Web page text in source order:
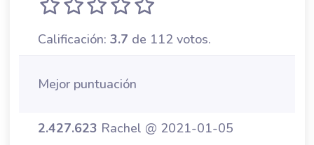
Calificación: 3.7 de 112 votos.
Mejor puntuación
2.427.623 Rachel @ 2021-01-05